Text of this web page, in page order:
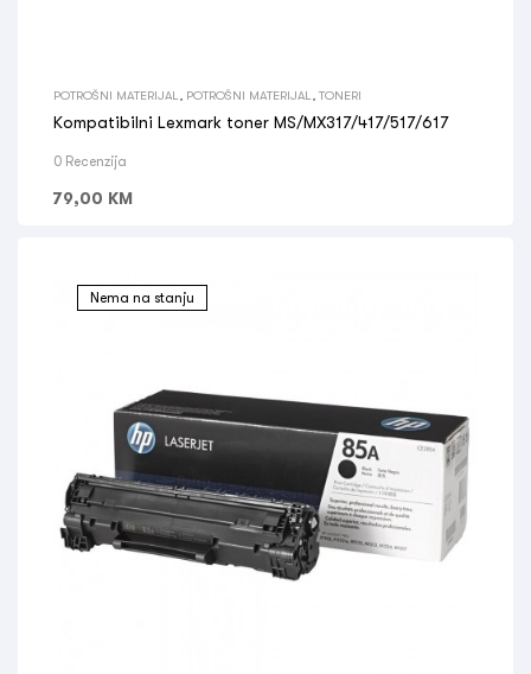
POTROŠNI MATERIJAL POTROŠNI MATERIJAL TONERI
Kompatibilni Lexmark toner MS/MX317/417/517/617
0 Recenzija
79,00 KM
Nema na stanju